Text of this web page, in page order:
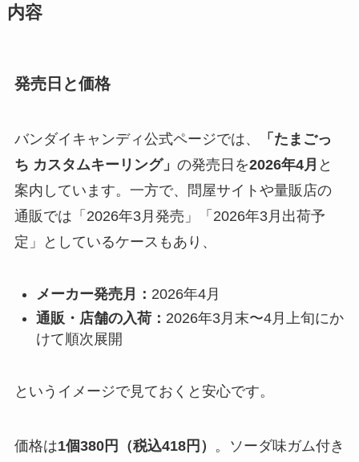
内容
発売日と価格
バンダイキャンディ公式ページでは、
「たまごっ
ち カスタムキーリング」 の発売日を2026年4月 と
案内しています。一方で、問屋サイトや量販店の
通販では「2026年3月発売」「2026年3月出荷予
定」としているケースもあり、
メーカー発売月： 2026年4月
通販・店舗の入荷： 2026年3月末〜4月上旬にか
けて順次展開
というイメージで見ておくと安心です。
価格は1個380円（税込418円）
。ソーダ味ガム付き